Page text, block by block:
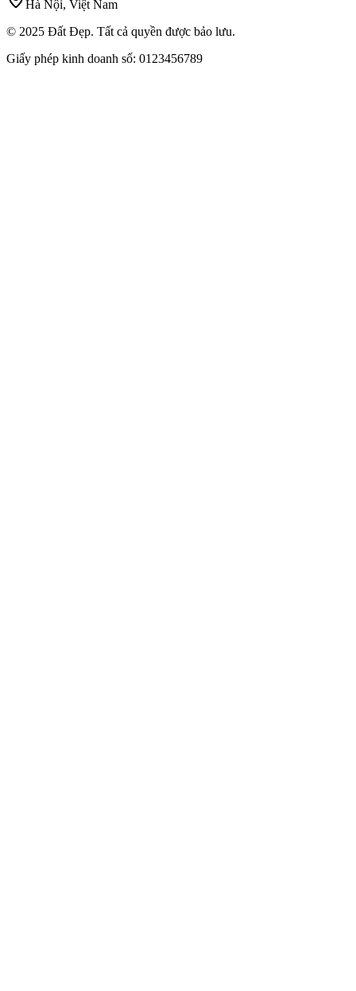
Hà Nội, Việt Nam
© 2025 Đất Đẹp. Tất cả quyền được bảo lưu.
Giấy phép kinh doanh số: 0123456789